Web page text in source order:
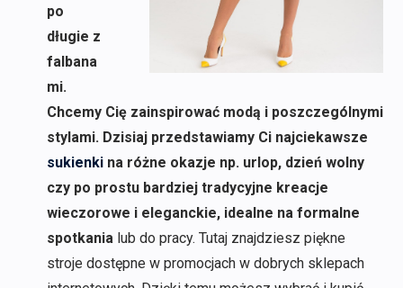
po
długie z
falbana
mi.
Chcemy Cię zainspirować modą i poszczególnymi
stylami. Dzisiaj przedstawiamy Ci najciekawsze
sukienkina różne okazje np. urlop, dzień wolny
czy po prostu bardziej tradycyjne kreacje
wieczorowe i eleganckie, idealne na formalne
spotkania lub do pracy. Tutaj znajdziesz piękne
stroje dostępne w promocjach w dobrych sklepach